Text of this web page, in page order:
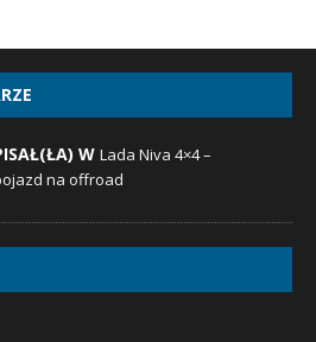
W Lada Niva 4×4 –
na offroad